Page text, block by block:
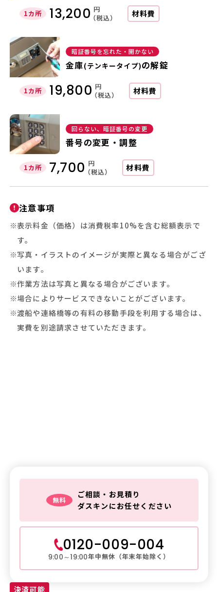
1カ所 13,200 円
（税込）
材料費
暗証番号を忘れた・開かない
金庫(テンキータイプ)の解錠
1カ所 19,800 円
（税込）
材料費
回らない、暗証番号の変更
番号の変更・調整
1カ所 7,700 円
（税込）
材料費
注意事項
表示料金（価格）は消費税率10%を含む総額表示で
す。
写真・イラストのイメージが実際と異なる場合がござ
います。
作業方法は写真と異なる場合がございます。
場合によりサービスできないことがございます。
渡船や連絡橋等の有料の移動手段を利用する場合は、
実費を別途請求させていただきます。
無料
ご相談・お見積り
ダスキンにお任せください
0120-009-004
9:00～19:00年中無休（年末年始除く）
決済可能